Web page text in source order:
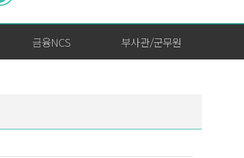
금융NCS 부사관/군무원